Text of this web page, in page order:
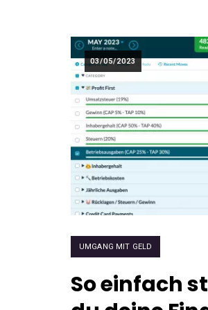
03/05/2023
UMGANG MIT GELD
So einfach